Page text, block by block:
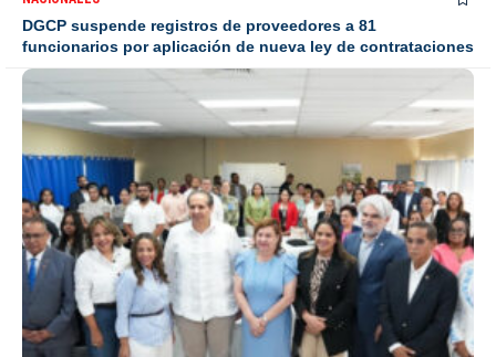
DGCP suspende registros de proveedores a 81
funcionarios por aplicación de nueva ley de contrataciones